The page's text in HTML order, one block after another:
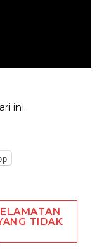
ini.
TIDAK